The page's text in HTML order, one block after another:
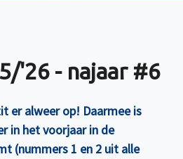
'26 - najaar #6
er alweer op! Daarmee is
in het voorjaar in de
(nummers 1 en 2 uit alle